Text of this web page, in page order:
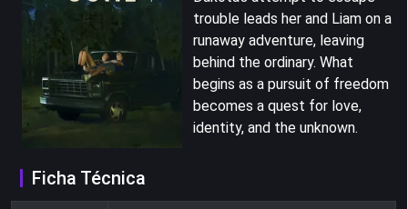
trouble leads her and Liam on a
runaway adventure, leaving
behind the ordinary. What
begins as a pursuit of freedom
becomes a quest for love,
identity, and the unknown.
Ficha Técnica